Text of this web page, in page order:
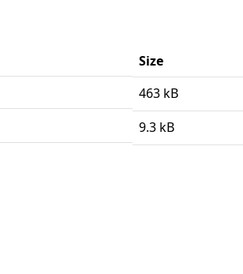
Size
463 kB
9.3 kB